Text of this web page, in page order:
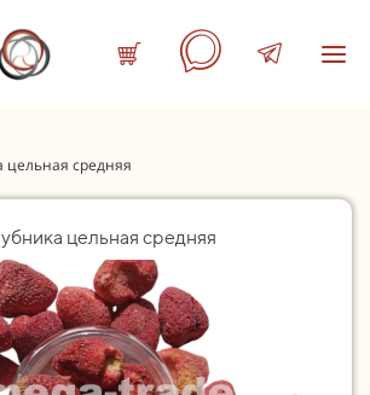
цельная средняя
цельная средняя